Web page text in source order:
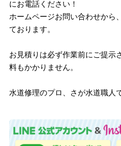
にお電話ください！
ホームページお問い合わせから
ております。
お見積りは必ず作業前にご提示
料もかかりません。
水道修理のプロ、さが水道職人